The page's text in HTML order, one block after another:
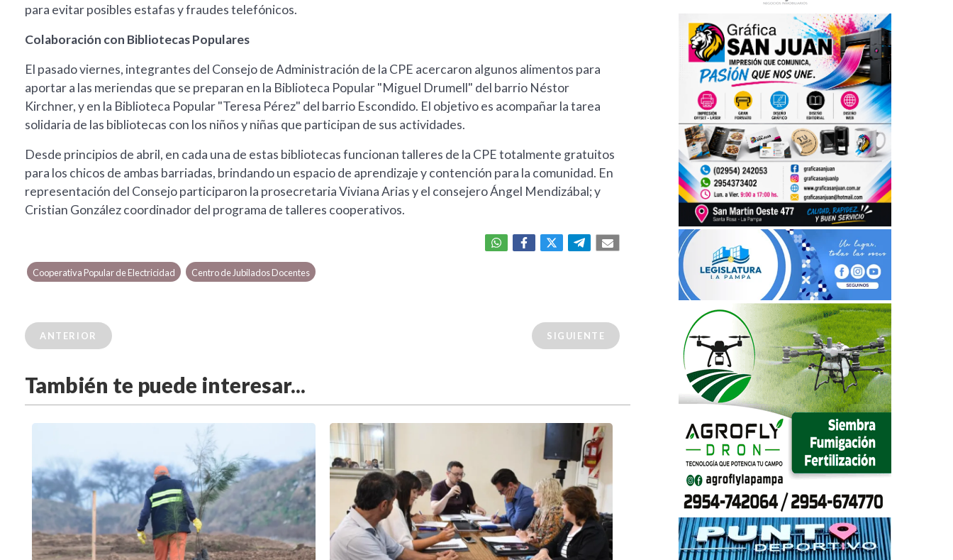
para evitar posibles estafas y fraudes telefónicos.
Colaboración con Bibliotecas Populares
El pasado viernes, integrantes del Consejo de Administración de la CPE acercaron algunos alimentos para
aportar a las meriendas que se preparan en la Biblioteca Popular "Miguel Drumell" del barrio Néstor
Kirchner, y en la Biblioteca Popular "Teresa Pérez" del barrio Escondido. El objetivo es acompañar la tarea
solidaria de las bibliotecas con los niños y niñas que participan de sus actividades.
Desde principios de abril, en cada una de estas bibliotecas funcionan talleres de la CPE totalmente gratuitos
para los chicos de ambas barriadas, brindando un espacio de aprendizaje y contención para la comunidad. En
representación del Consejo participaron la prosecretaria Viviana Arias y el consejero Ángel Mendizábal; y
Cristian González coordinador del programa de talleres cooperativos.
Cooperativa Popular de Electricidad Centro de Jubilados Docentes
ANTERIOR SIGUIENTE
También te puede interesar...